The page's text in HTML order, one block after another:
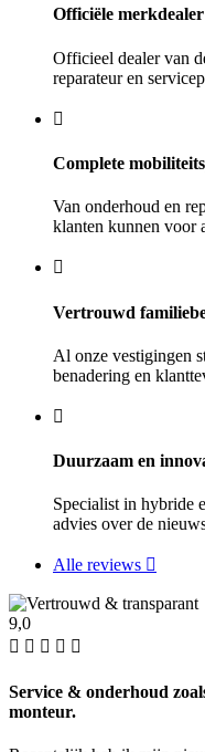
Officiële
Officieel dealer van
reparateur en
Complete
Van onderhoud en
klanten kunnen voor
Vertrouwd
Al onze vestigingen
benadering en
Duurzaam en
Specialist in hybride
advies over de
Alle reviews
9,0
Service & onderhoud
monteur.